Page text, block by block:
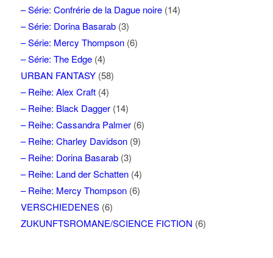
– Série: Confrérie de la Dague noire(14)
– Série: Dorina Basarab(3)
– Série: Mercy Thompson(6)
– Série: The Edge(4)
URBAN FANTASY(58)
– Reihe: Alex Craft(4)
– Reihe: Black Dagger(14)
– Reihe: Cassandra Palmer(6)
– Reihe: Charley Davidson(9)
– Reihe: Dorina Basarab(3)
– Reihe: Land der Schatten(4)
– Reihe: Mercy Thompson(6)
VERSCHIEDENES(6)
ZUKUNFTSROMANE/SCIENCE FICTION (6)